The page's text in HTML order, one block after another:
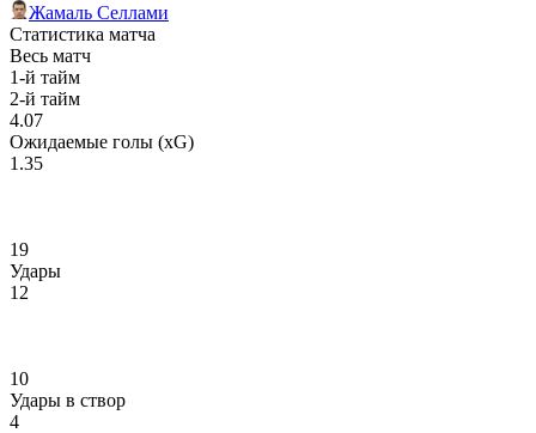
Жамаль Селлами
Статистика матча
Весь матч
1-й тайм
2-й тайм
4.07
Ожидаемые голы (xG)
1.35
19
Удары
12
10
Удары в створ
4